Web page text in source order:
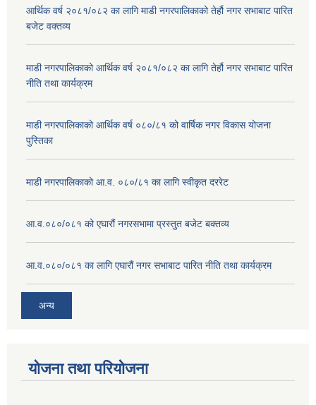
आर्थिक वर्ष २०८१/०८२ का लागि माडी नगरपालिकाको तेर्हौ नगर सभाबाट पारित
बजेट वक्तव्य
माडी नगरपालिकाको आर्थिक वर्ष २०८१/०८२ का लागि तेर्हौ नगर सभाबाट पारित
नीति तथा कार्यक्रम
माडी नगरपालिकाको आर्थिक वर्ष ०८०/८१ को वार्षिक नगर विकास योजना
पुस्तिका
माडी नगरपालिकाको आ.व. ०८०/८१ का लागि स्वीकृत दररेट
आ.व.०८०/०८१ को एघारौं नगरसभामा प्रस्तुत बजेट बक्तव्य
आ.व.०८०/०८१ का लागि एघारौं नगर सभाबाट पारित नीति तथा कार्यक्रम
अन्य
योजना तथा परियोजना